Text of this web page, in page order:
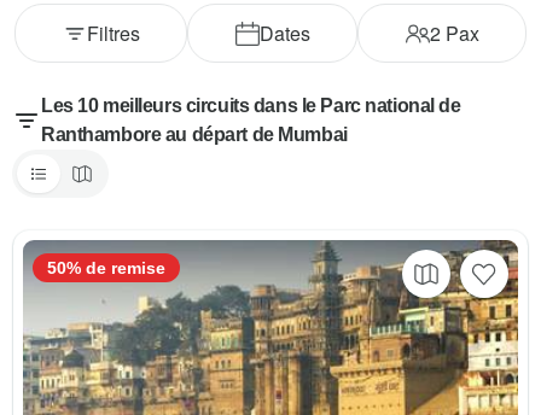
Dates 2Pax
Filtres
Les 10 meilleurs circuits dans le Parc national de
Ranthambore au départ de Mumbai
50% de remise